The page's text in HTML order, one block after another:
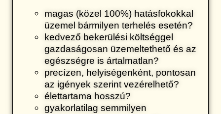
magas (közel 100%) hatásfokokkal
üzemel bármilyen terhelés esetén?
kedvező bekerülési költséggel
gazdaságosan üzemeltethető és az
egészségre is ártalmatlan?
precízen, helyiségenként, pontosan
az igények szerint vezérelhető?
élettartama hosszú?
gyakorlatilag semmilyen